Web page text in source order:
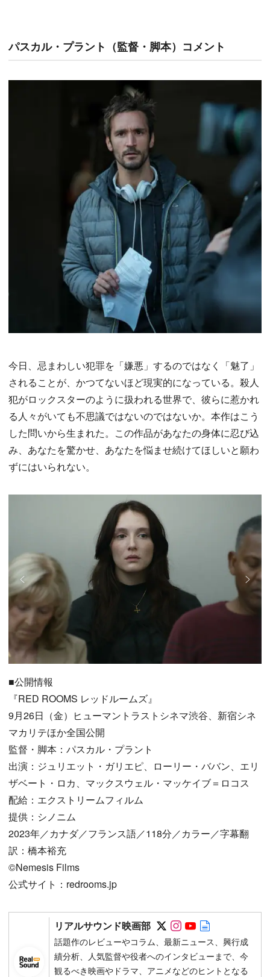
パスカル・プラント（監督・脚本）コメント
今日、忌まわしい犯罪を「嫌悪」するのではなく「魅了」
されることが、かつてないほど現実的になっている。殺人
犯がロックスターのように扱われる世界で、彼らに惹かれ
る人々がいても不思議ではないのではないか。本作はこう
した問いから生まれた。この作品があなたの身体に忍び込
み、あなたを驚かせ、あなたを悩ませ続けてほしいと願わ
ずにはいられない。
■公開情報
『RED ROOMS レッドルームズ』
9月26日（金）ヒューマントラストシネマ渋谷、新宿シネ
マカリテほか全国公開
監督・脚本：パスカル・プラント
出演：ジュリエット・ガリエピ、ローリー・ババン、エリ
ザベート・ロカ、マックスウェル・マッケイブ＝ロコス
配給：エクストリームフィルム
提供：シノニム
2023年／カナダ／フランス語／118分／カラー／字幕翻
訳：橋本裕充
©Nemesis Films
公式サイト：redrooms.jp
リアルサウンド映画部 Follow on SNS
Follow on SNS
Follow on
話題作のレビューやコラム、最新ニュース、興行成
績分析、人気監督や役者へのインタビューまで、今
観るべき映画やドラマ、アニメなどのヒントとなる